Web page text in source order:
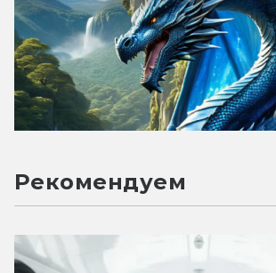
Рекомендуем